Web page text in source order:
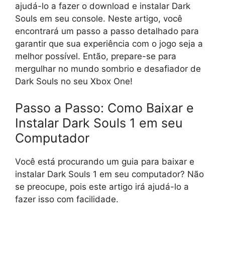
ajudá-lo a fazer o download e instalar Dark
Souls em seu console. Neste artigo, você
encontrará um passo a passo detalhado para
garantir que sua experiência com o jogo seja a
melhor possível. Então, prepare-se para
mergulhar no mundo sombrio e desafiador de
Dark Souls no seu Xbox One!
Passo a Passo: Como Baixar e
Instalar Dark Souls 1 em seu
Computador
Você está procurando um guia para baixar e
instalar Dark Souls 1 em seu computador? Não
se preocupe, pois este artigo irá ajudá-lo a
fazer isso com facilidade.